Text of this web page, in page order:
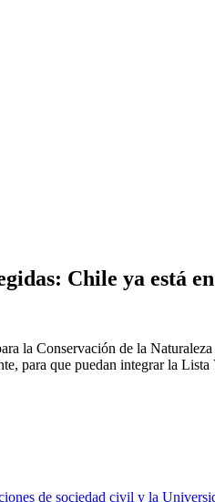
Chile ya está
la Conservación de la
para que puedan integrar la